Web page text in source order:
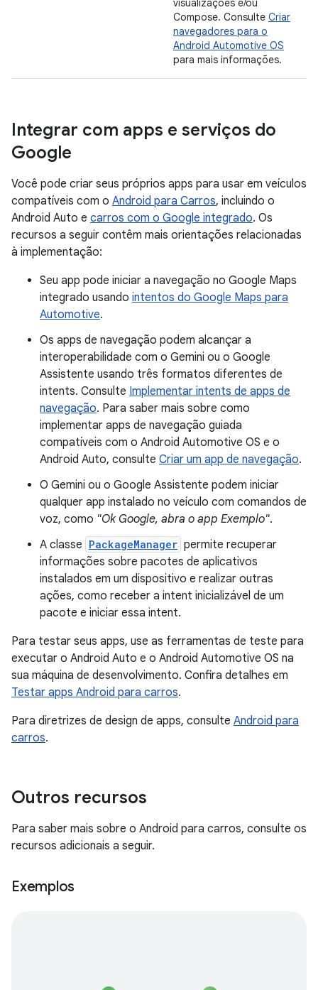
Compose. Consulte Criar
navegadores para o
Android Automotive OS
para mais informações.
Integrar com apps e serviços do
Google
Você pode criar seus próprios apps para usar em veículos
compatíveis com o Android para Carros, incluindo o
Android Auto e carros com o Google integrado. Os
recursos a seguir contêm mais orientações relacionadas
à implementação:
Seu app pode iniciar a navegação no Google Maps
integrado usando intentos do Google Maps para
Automotive.
Os apps de navegação podem alcançar a
interoperabilidade com o Gemini ou o Google
Assistente usando três formatos diferentes de
intents. Consulte Implementar intents de apps de
navegação. Para saber mais sobre como
implementar apps de navegação guiada
compatíveis com o Android Automotive OS e o
Android Auto, consulte Criar um app de navegação.
O Gemini ou o Google Assistente podem iniciar
qualquer app instalado no veículo com comandos de
voz, como "Ok Google, abra o app Exemplo".
A classe PackageManager permite recuperar
informações sobre pacotes de aplicativos
instalados em um dispositivo e realizar outras
ações, como receber a intent inicializável de um
pacote e iniciar essa intent.
Para testar seus apps, use as ferramentas de teste para
executar o Android Auto e o Android Automotive OS na
sua máquina de desenvolvimento. Confira detalhes em
Testar apps Android para carros.
Para diretrizes de design de apps, consulte Android para
carros.
Outros recursos
Para saber mais sobre o Android para carros, consulte os
recursos adicionais a seguir.
Exemplos